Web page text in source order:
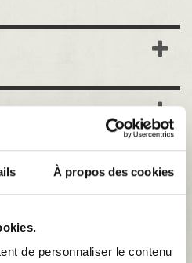
À propos des cookies
de personnaliser le contenu